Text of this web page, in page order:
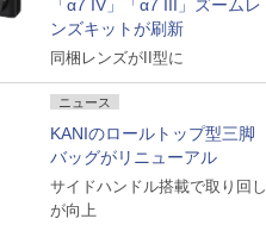
「α7 IV」「α7 III」ズームレ
ンズキットが刷新
同梱レンズがII型に
ニュース
KANIのロールトップ型三脚
バッグがリニューアル
サイドハンドル搭載で取り回し
が向上